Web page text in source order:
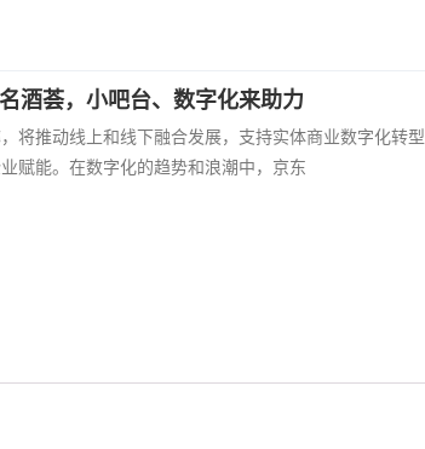
酒荟，小吧台、数字化来助力
将推动线上和线下融合发展，支持实体商业数字化转型
赋能。在数字化的趋势和浪潮中，京东